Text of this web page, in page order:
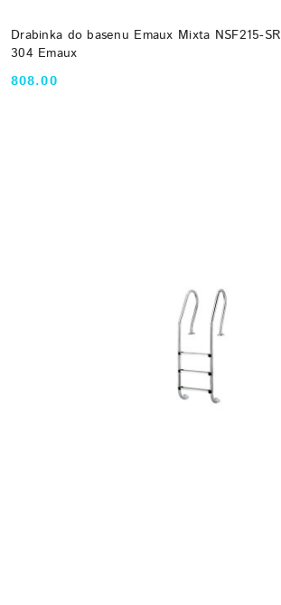
Drabinka do basenu Emaux Mixta NSF215-
304 Emaux
Cena:
808.00